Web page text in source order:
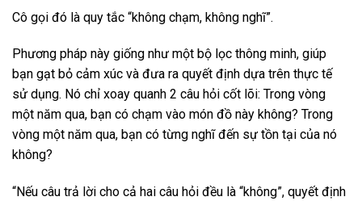
Cô gọi đó là quy tắc “không chạm, không nghĩ”.
Phương pháp này giống như một bộ lọc thông minh, giúp
bạn gạt bỏ cảm xúc và đưa ra quyết định dựa trên thực tế
sử dụng. Nó chỉ xoay quanh 2 câu hỏi cốt lõi: Trong vòng
một năm qua, bạn có chạm vào món đồ này không? Trong
vòng một năm qua, bạn có từng nghĩ đến sự tồn tại của nó
không?
“Nếu câu trả lời cho cả hai câu hỏi đều là “không”, quyết định